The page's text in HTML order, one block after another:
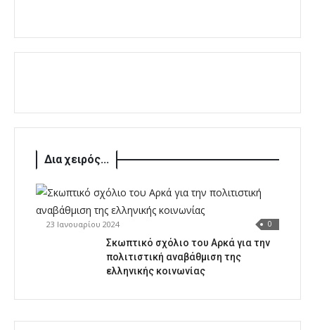
Δια χειρός...
23 Ιανουαρίου 2024 0
Σκωπτικό σχόλιο του Αρκά για την
πολιτιστική αναβάθμιση της
ελληνικής κοινωνίας